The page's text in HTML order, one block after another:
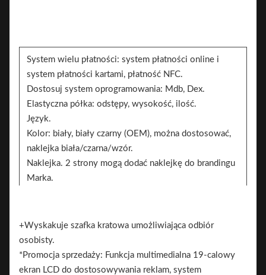
System wielu płatności: system płatności online i
system płatności kartami, płatność NFC.
Dostosuj system oprogramowania: Mdb, Dex.
Elastyczna półka: odstępy, wysokość, ilość.
Język.
Kolor: biały, biały czarny (OEM), można dostosować,
naklejka biała/czarna/wzór.
Naklejka. 2 strony mogą dodać naklejkę do brandingu
Marka.
+Wyskakuje szafka kratowa umożliwiająca odbiór
osobisty.
*Promocja sprzedaży: Funkcja multimedialna 19-calowy
ekran LCD do dostosowywania reklam, system